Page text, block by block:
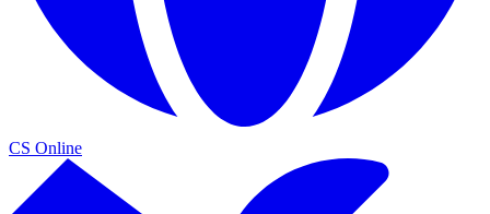
CS Online